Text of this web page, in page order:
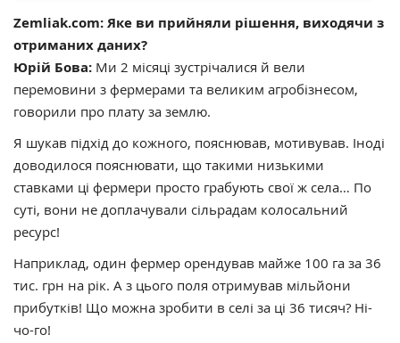
Zemliak.com: Яке ви прийняли рішення, виходячи з
отриманих даних?
Юрій Бова: Ми 2 місяці зустрічалися й вели
перемовини з фермерами та великим агробізнесом,
говорили про плату за землю.
Я шукав підхід до кожного, пояснював, мотивував. Іноді
доводилося пояснювати, що такими низькими
ставками ці фермери просто грабують свої ж села… По
суті, вони не доплачували сільрадам колосальний
ресурс!
Наприклад, один фермер орендував майже 100 га за 36
тис. грн на рік. А з цього поля отримував мільйони
прибутків! Що можна зробити в селі за ці 36 тисяч? Ні-
чо-го!